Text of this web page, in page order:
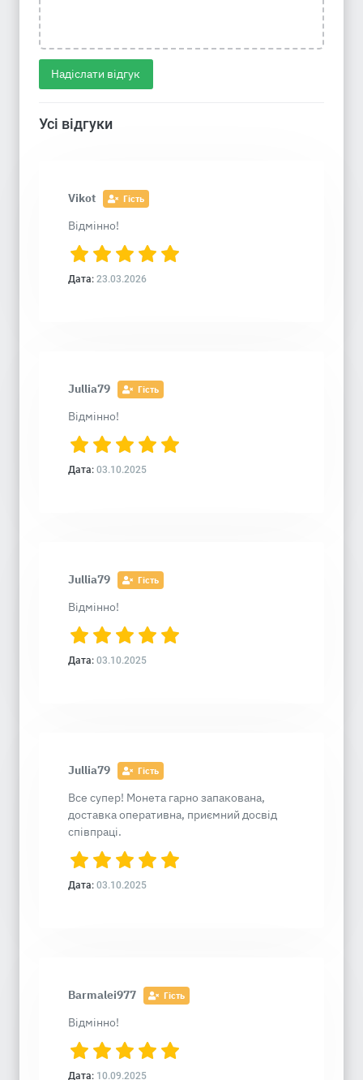
Надіслати відгук
Усі відгуки
Vikot Гість
Відмінно!
Дата: 23.03.2026
Jullia79 Гість
Відмінно!
Дата: 03.10.2025
Jullia79 Гість
Відмінно!
Дата: 03.10.2025
Jullia79 Гість
Все супер! Монета гарно запакована,
доставка оперативна, приємний досвід
співпраці.
Дата: 03.10.2025
Barmalei977 Гість
Відмінно!
Дата: 10.09.2025